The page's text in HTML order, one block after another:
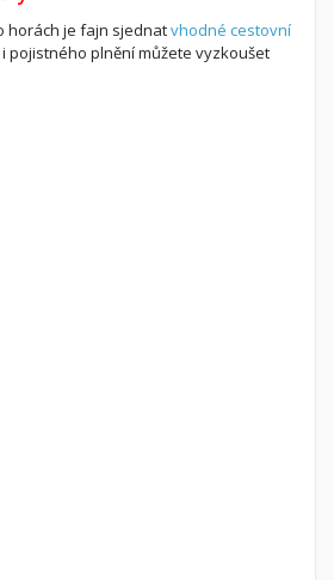
horách je fajn sjednatvhodné cestovní
pojistného plnění můžete vyzkoušet